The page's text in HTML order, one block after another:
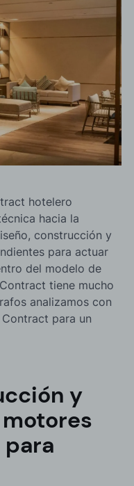
hotelero
hacia la
construcción y
para actuar
del modelo de
tiene mucho
analizamos con
para un
y